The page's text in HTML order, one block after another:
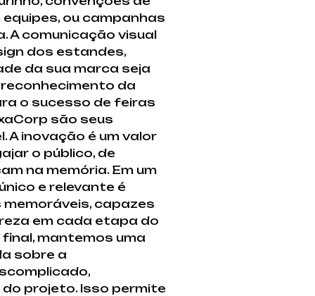
ou campanhas
A comunicação visual
dos estandes,
da sua marca seja
da
o sucesso de feiras
são seus
A inovação é um valor
o público, de
na memória. Em um
e relevante é
capazes
em cada etapa do
mantemos uma
sobre a
projeto. Isso permite